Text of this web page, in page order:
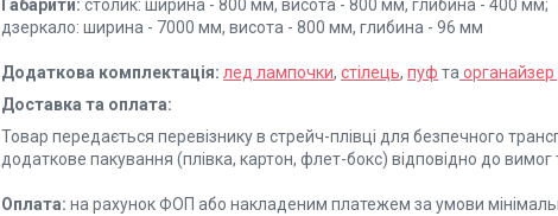
Габарити: столик: ширина - 800 мм, висота - 800 мм, глибина - 400 мм;
дзеркало: ширина - 7000 мм, висота - 800 мм, глибина - 96 мм
Додаткова комплектація: лед лампочки, стілець, пуф та
Доставка та оплата:
Товар передається перевізнику в стрейч-плівці для безпечного
додаткове пакування (плівка, картон, флет-бокс) відповідно до
Оплата: на рахунок ФОП або накладеним платежем за умови